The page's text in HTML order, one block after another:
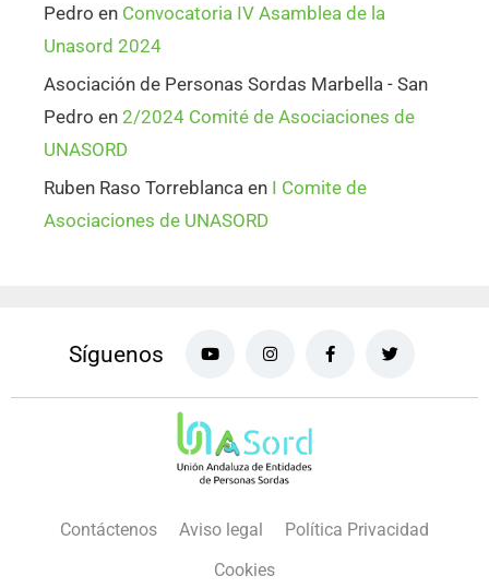
Pedro en Convocatoria IV Asamblea de la
Unasord 2024
Asociación de Personas Sordas Marbella - San
Pedro en 2/2024 Comité de Asociaciones de
UNASORD
Ruben Raso Torreblanca en I Comite de
Asociaciones de UNASORD
Síguenos
Contáctenos Aviso legal
Política Privacidad
Cookies